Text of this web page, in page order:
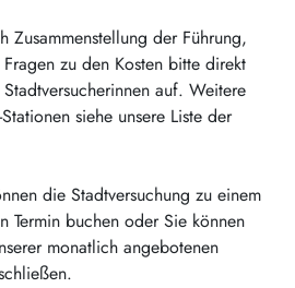
Zusammenstellung der Führung,
zu den Kosten bitte direkt
auf. Weitere
siehe unsere Liste der
die Stadtversuchung zu einem
Termin buchen oder Sie können
monatlich angebotenen